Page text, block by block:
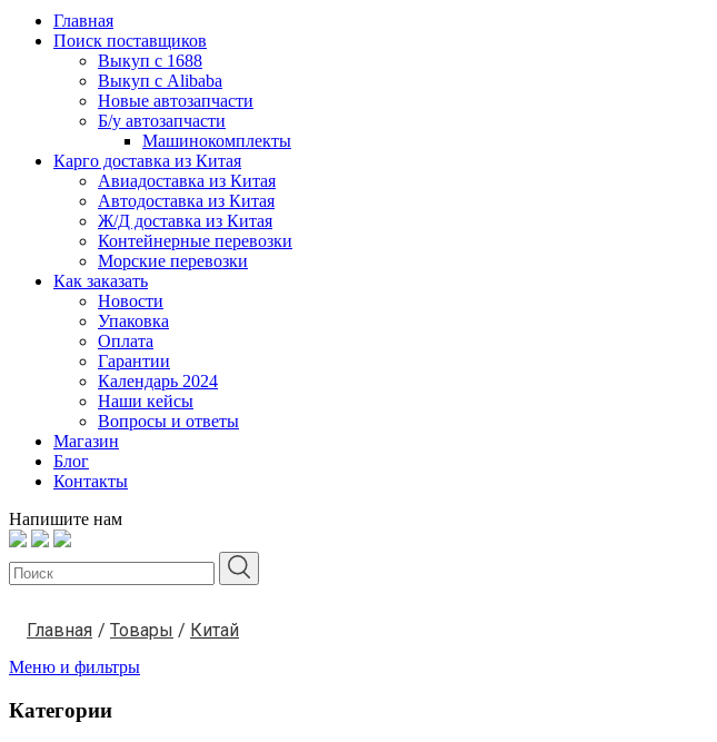
Главная
Поиск поставщиков
Выкуп с 1688
Выкуп с Alibaba
Новые автозапчасти
Б/у автозапчасти
Машинокомплекты
Карго доставка из Китая
Авиадоставка из Китая
Автодоставка из Китая
Ж/Д доставка из Китая
Контейнерные перевозки
Морские перевозки
Как заказать
Новости
Упаковка
Оплата
Гарантии
Календарь 2024
Наши кейсы
Вопросы и ответы
Магазин
Блог
Контакты
Напишите нам
Главная / Товары / Китай
Меню и фильтры
Категории